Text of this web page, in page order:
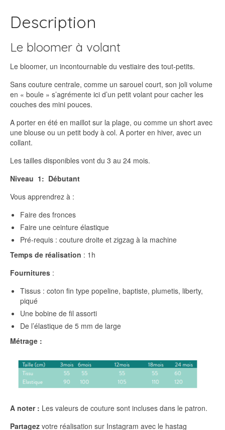
Description
Le bloomer à volant
Le bloomer, un incontournable du vestiaire des tout-petits.
Sans couture centrale, comme un sarouel court, son joli volume
en « boule » s’agrémente ici d’un petit volant pour cacher les
couches des mini pouces.
A porter en été en maillot sur la plage, ou comme un short avec
une blouse ou un petit body à col. A porter en hiver, avec un
collant.
Les tailles disponibles vont du 3 au 24 mois.
Niveau 1: Débutant
Vous apprendrez à :
Faire des fronces
Faire une ceinture élastique
Pré-requis : couture droite et zigzag à la machine
Temps de réalisation : 1h
Fournitures :
Tissus : coton fin type popeline, baptiste, plumetis, liberty,
piqué
Une bobine de fil assorti
De l’élastique de 5 mm de large
Métrage :
A noter : Les valeurs de couture sont incluses dans le patron.
Partagez votre réalisation sur Instagram avec le hastag